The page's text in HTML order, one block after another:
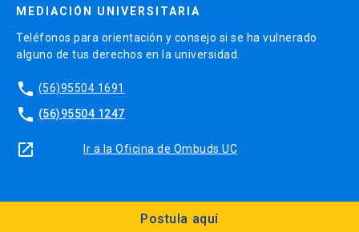
Postula aquí
MEDIACIÓN UNIVERSITARIA
Teléfonos para orientación y consejo si se ha vulnerado
alguno de tus derechos en la universidad.
phone (56)95504 1691
phone (56)95504 1247
launch Ir a la Oficina de Ombuds UC